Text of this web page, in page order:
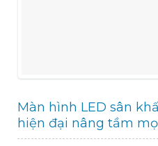
Màn hình LED sân
hiện đại nâng tầm